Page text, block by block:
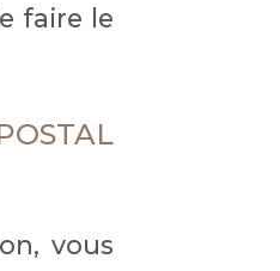
faire le
vous